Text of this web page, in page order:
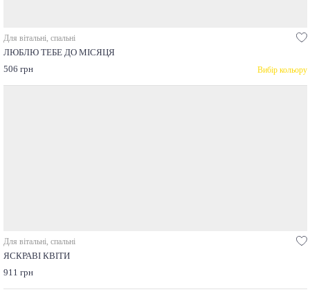
Для вітальні, спальні
ЛЮБЛЮ ТЕБЕ ДО МІСЯЦЯ
506 грн
Вибір кольору
Для вітальні, спальні
ЯСКРАВІ КВІТИ
911 грн